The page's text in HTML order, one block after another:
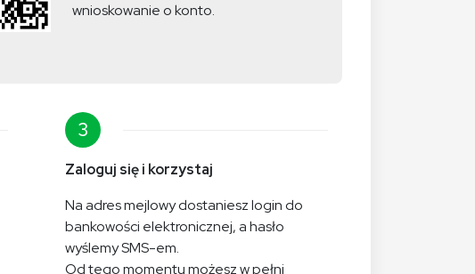
wnioskowanie o konto.
3
Zaloguj się i korzystaj
Na adres mejlowy dostaniesz login do
bankowości elektronicznej, a hasło
wyślemy SMS-em.
Od tego momentu możesz w pełni